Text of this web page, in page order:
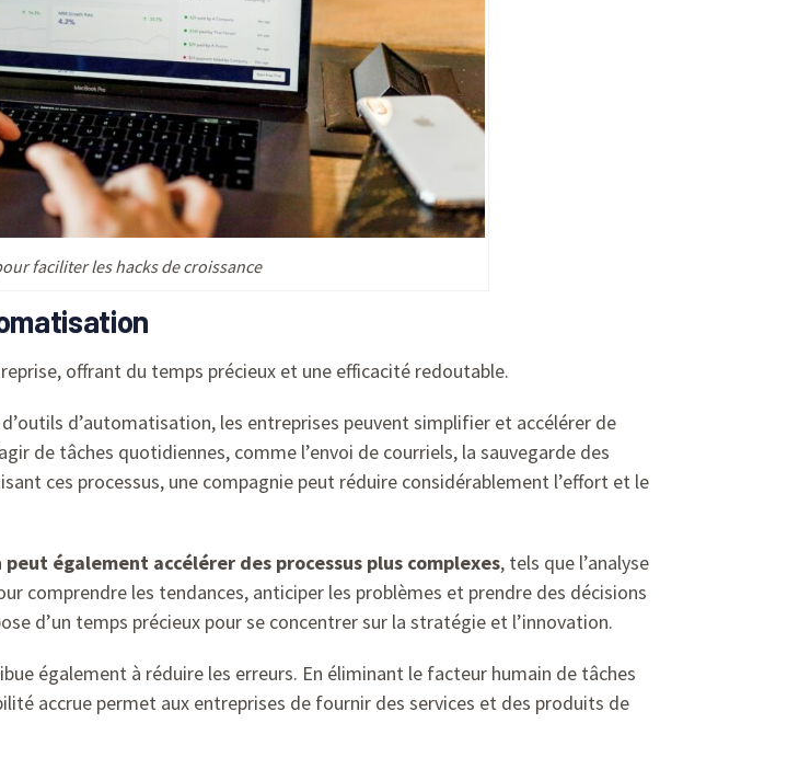
faciliter les hacks de croissance
offrant du temps précieux et une efficacité redoutable.
d’automatisation, les entreprises peuvent simplifier et accélérer de
de tâches quotidiennes, comme l’envoi de courriels, la sauvegarde des
ces processus, une compagnie peut réduire considérablement l’effort et le
également accélérer des processus plus complexes, tels que l’analyse
comprendre les tendances, anticiper les problèmes et prendre des décisions
d’un temps précieux pour se concentrer sur la stratégie et l’innovation.
également à réduire les erreurs. En éliminant le facteur humain de tâches
accrue permet aux entreprises de fournir des services et des produits de